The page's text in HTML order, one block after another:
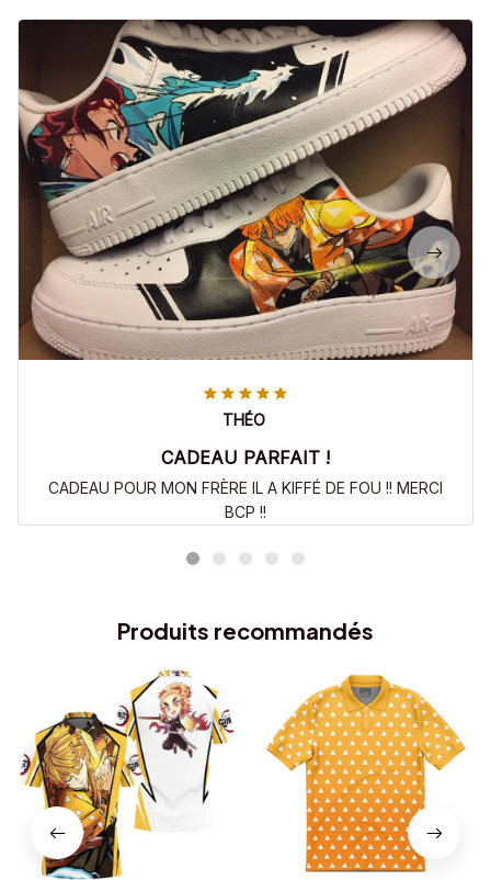
THÉO
CADEAU PARFAIT !
CADEAU POUR MON FRÈRE IL A KIFFÉ DE FOU !! MERCI
BCP !!
Produits recommandés